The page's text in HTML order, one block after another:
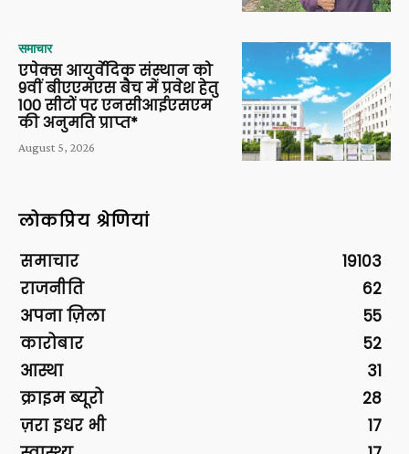
समाचार
एपेक्स आयुर्वेदिक संस्थान को
9वीं बीएएमएस बैच में प्रवेश हेतु
100 सीटों पर एनसीआईएसएम
की अनुमति प्राप्त*
August 5, 2026
लोकप्रिय श्रेणियां
समाचार
19103
राजनीति
62
अपना ज़िला
55
कारोबार
52
आस्था
31
क्राइम ब्यूरो
28
ज़रा इधर भी
17